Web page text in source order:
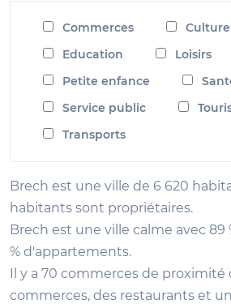
Commerces
Culture
Education
Loisirs
Petite enfance
Service public
Transports
Brech est une ville de 6 620
habitants sont propriétaires.
Brech est une ville calme avec 89
% d'appartements.
Il y a 70 commerces de proximité
commerces, des restaurants et